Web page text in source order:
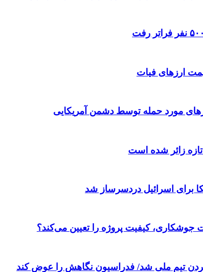
ارزهای فیات
مورد حمله توسط دشمن آمریکایی
تازه زائر شده است
برای اسرائیل دردسرساز شد
جوشکاری، کیفیت پروژه را تعیین می‌کند؟
تیم ملی شد/ فدراسیون نگاهش را عوض کند